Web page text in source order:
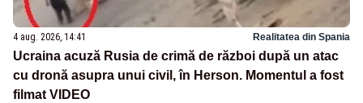
4 aug. 2026, 14:41 Realitatea din Spania
Ucraina acuză Rusia de crimă de război după un atac
cu dronă asupra unui civil, în Herson. Momentul a fost
filmat VIDEO